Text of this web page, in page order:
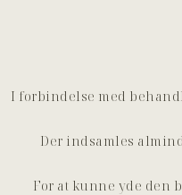
I forbindelse med
Der indsamles
For at kunne yde den